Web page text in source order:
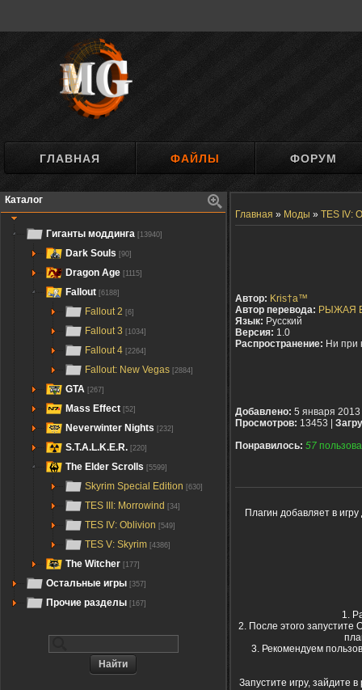
ГЛАВНАЯ ФАЙЛЫ ФОРУМ
Каталог
Гиганты моддинга [13940]
Dark Souls [90]
Dragon Age [1115]
Fallout [6188]
Fallout 2 [6]
Fallout 3 [1034]
Fallout 4 [2264]
Fallout: New Vegas [2884]
GTA [267]
Mass Effect [52]
Neverwinter Nights [232]
S.T.A.L.K.E.R. [220]
The Elder Scrolls [5599]
Skyrim Special Edition [630]
TES III: Morrowind [34]
TES IV: Oblivion [549]
TES V: Skyrim [4386]
The Witcher [177]
Остальные игры [357]
Прочие разделы [167]
Главная » Моды » TES IV:
Автор: Kris†a™
Автор перевода: РЫЖАЯ
Язык: Русский
Версия: 1.0
Распространение: Ни при
Добавлено: 5 января 2013
Просмотров: 13453 |
Понравилось: 57
Плагин добавляет в
1.
2. После этого запустите
3. Рекомендуем
Запустите игру, зайдите